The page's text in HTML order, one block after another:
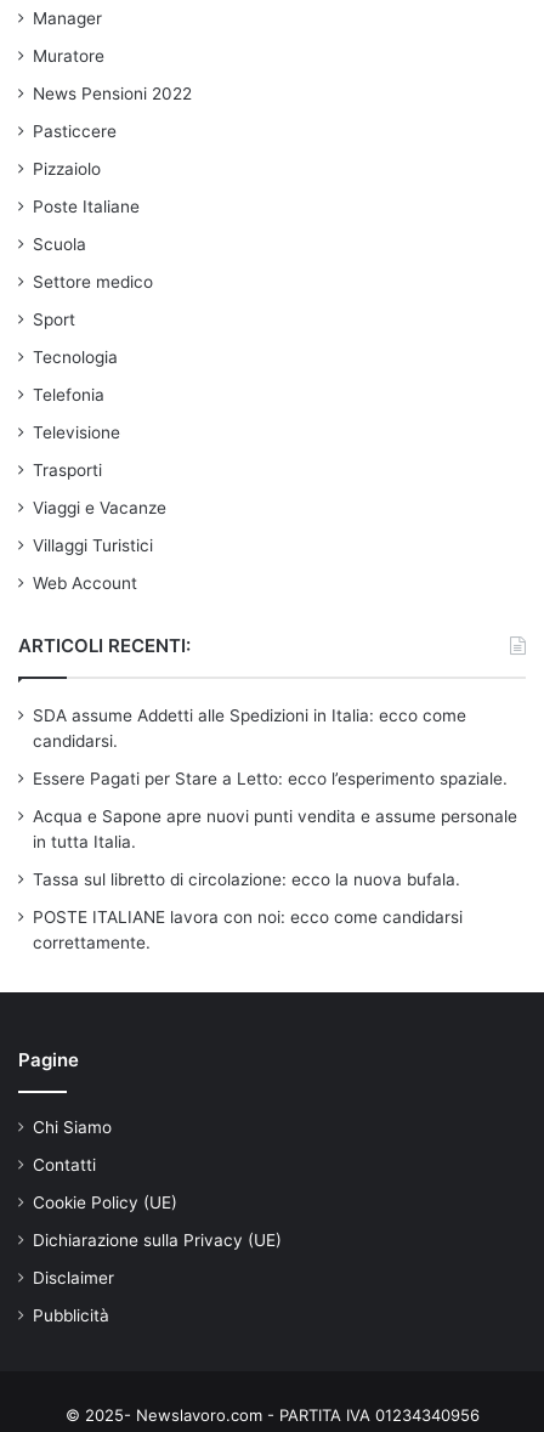
Manager
Muratore
News Pensioni 2022
Pasticcere
Pizzaiolo
Poste Italiane
Scuola
Settore medico
Sport
Tecnologia
Telefonia
Televisione
Trasporti
Viaggi e Vacanze
Villaggi Turistici
Web Account
ARTICOLI RECENTI:
SDA assume Addetti alle Spedizioni in Italia: ecco come
candidarsi.
Essere Pagati per Stare a Letto: ecco l’esperimento spaziale.
Acqua e Sapone apre nuovi punti vendita e assume personale
in tutta Italia.
Tassa sul libretto di circolazione: ecco la nuova bufala.
POSTE ITALIANE lavora con noi: ecco come candidarsi
correttamente.
Pagine
Chi Siamo
Contatti
Cookie Policy (UE)
Dichiarazione sulla Privacy (UE)
Disclaimer
Pubblicità
© 2025- Newslavoro.com - PARTITA IVA 01234340956